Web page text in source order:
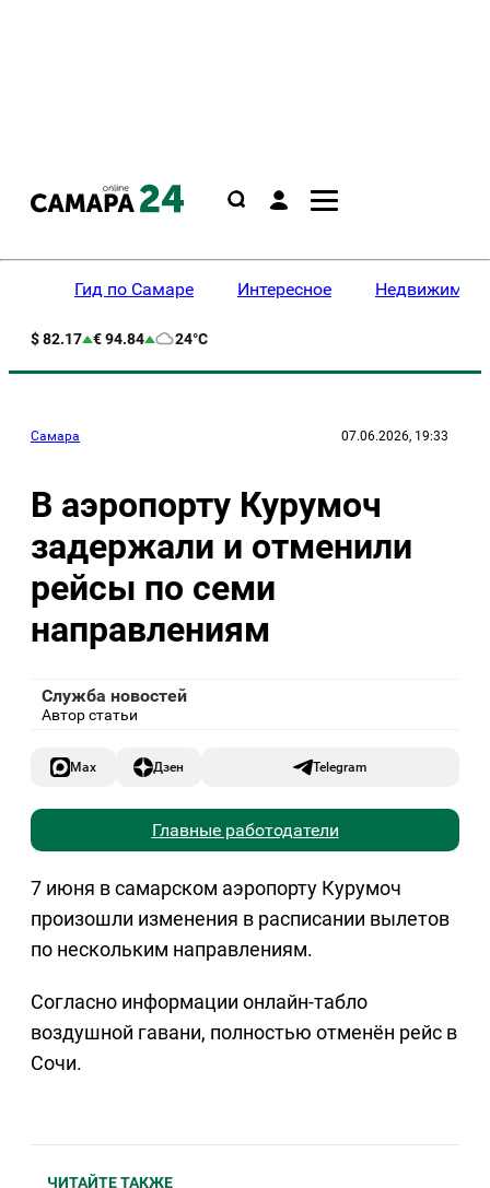
Гид по Самаре Интересное
$ 82.17 € 94.84 24°C
Самара 07.06.2026, 19:33
В аэропорту Курумоч
задержали и отменили
рейсы по семи
направлениям
Служба новостей
Автор статьи
Max Дзен Telegram
Главные работодатели
7 июня в самарском аэропорту Курумоч
произошли изменения в расписании вылетов
по нескольким направлениям.
Согласно информации онлайн-табло
воздушной гавани, полностью отменён рейс в
Сочи.
ЧИТАЙТЕ ТАКЖЕ